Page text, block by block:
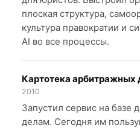
плоская структура,
культура правократии и
AI во все процессы.
Картотека арбитражных
2010
Запустил сервис на базе
делам. Сегодня им